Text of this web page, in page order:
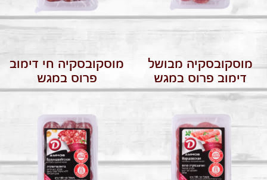
מוסקובסקיה מבושל
דימוב פרוס במגש
מוסקובסקיה חי דימוב
פרוס במגש